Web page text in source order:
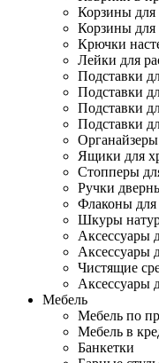
Корзины для
Корзины для
Крючки
Лейки для
Подставки
Подставки
Подставки
Подставки
Ящики для
Стопперы
Ручки
Флаконы
Шкуры
Аксессуары
Аксессуары
Чистящие
Аксессуары
Мебель
Мебель по
Мебель в
Банкетки